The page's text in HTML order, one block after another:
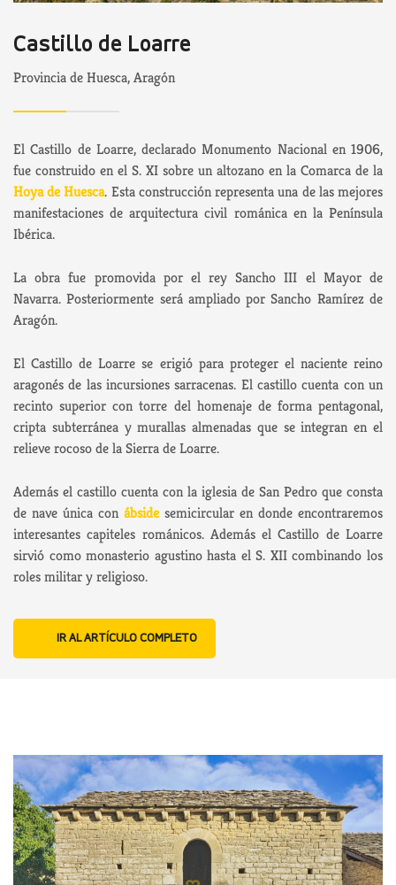
Castillo de Loarre
Provincia de Huesca, Aragón
El Castillo de Loarre, declarado Monumento Nacional en 1906,
fue construido en el S. XI sobre un altozano en la Comarca de la
Hoya de Huesca. Esta construcción representa una de las mejores
manifestaciones de arquitectura civil románica en la Península
Ibérica.
La obra fue promovida por el rey Sancho III el Mayor de
Navarra. Posteriormente será ampliado por Sancho Ramírez de
Aragón.
El Castillo de Loarre se erigió para proteger el naciente reino
aragonés de las incursiones sarracenas. El castillo cuenta con un
recinto superior con torre del homenaje de forma pentagonal,
cripta subterránea y murallas almenadas que se integran en el
relieve rocoso de la Sierra de Loarre.
Además el castillo cuenta con la iglesia de San Pedro que consta
de nave única con ábside semicircular en donde encontraremos
interesantes capiteles románicos. Además el Castillo de Loarre
sirvió como monasterio agustino hasta el S. XII combinando los
roles militar y religioso.
IR AL ARTÍCULO COMPLETO